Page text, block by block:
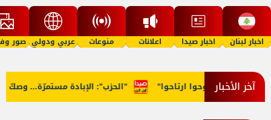
اخبار لبنان اخبار صيدا اعلانات منوعات عربي ودولي صور
آخر الأخبار "الحزب": الإبادة مستمرّة... وصكّ للوزراء: "روحوا ارتاحوا"